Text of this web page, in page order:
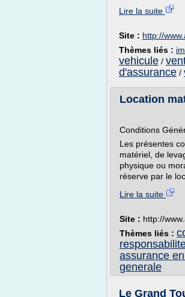
Lire la suite
Site : http://
Thèmes liés :
vehicule /
d'assurance /
Location
Conditions
Les présentes
matériel, de
physique ou
réserve par le
Lire la suite
Site : http://
Thèmes liés :
assurance
generale
Le Grand